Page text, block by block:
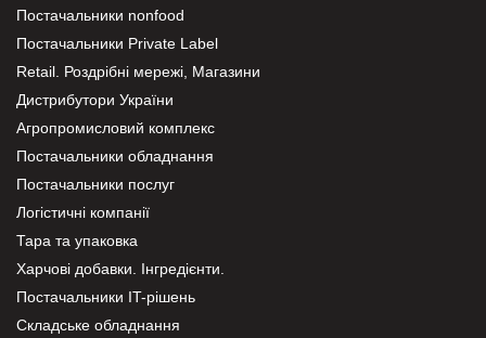
Постачальники nonfood
Постачальники Private Label
Retail. Роздрібні мережі, Магазини
Дистрибутори України
Агропромисловий комплекс
Постачальники обладнання
Постачальники послуг
Логістичні компанії
Тара та упаковка
Харчові добавки. Інгредієнти.
Постачальники IT-рішень
Складське обладнання